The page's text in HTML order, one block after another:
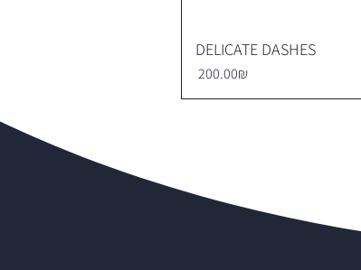
DELICATE DASHES
Price ‏200.00 ‏₪